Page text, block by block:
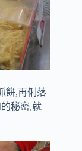
餅,再俐落
秘密,就